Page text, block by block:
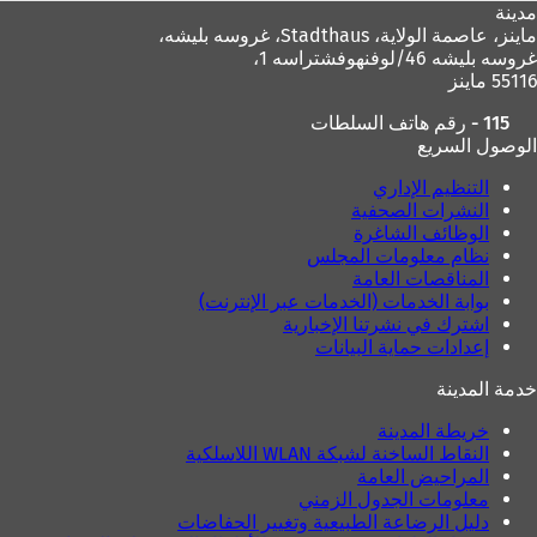
مدينة
ماينز، عاصمة الولاية،
غروسه بليشه 46/لوفنهوفشتراسه 1،
55116 ماينز
115 - رقم هاتف السلطات
الوصول السريع
التنظيم الإداري
النشرات الصحفية
الوظائف الشاغرة
نظام معلومات المجلس
المناقصات العامة
بوابة الخدمات (الخدمات عبر الإنترنت)
اشترك في نشرتنا الإخبارية
إعدادات حماية البيانات
خدمة المدينة
خريطة المدينة
النقاط الساخنة لشبكة WLAN اللاسلكية
المراحيض العامة
معلومات الجدول الزمني
دليل الرضاعة الطبيعية وتغيير الحفاضات